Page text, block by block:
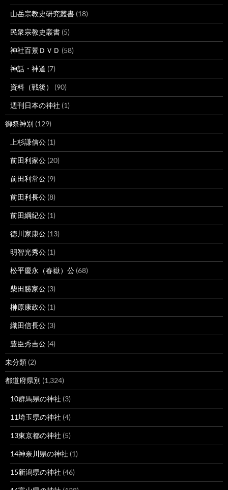
山岳宗教史研究叢書 (18)
民衆宗教史叢書 (5)
神社百景ＤＶＤ (58)
神話・神道 (7)
資料（戦後） (90)
週刊日本の神社 (1)
御祭神別 (129)
上杉謙信公 (1)
前田利家公 (20)
前田利常公 (9)
前田利長公 (8)
前田綱紀公 (1)
徳川家康公 (13)
明智光秀公 (1)
松平慶永（春嶽）公 (68)
柴田勝家公 (3)
榊原康政公 (1)
織田信長公 (3)
豊臣秀吉公 (4)
未分類 (2)
都道府県別 (1,324)
10群馬県の神社 (3)
11埼玉県の神社 (4)
13東京都の神社 (5)
14神奈川県の神社 (1)
15新潟県の神社 (46)